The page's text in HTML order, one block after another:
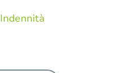
Indennità